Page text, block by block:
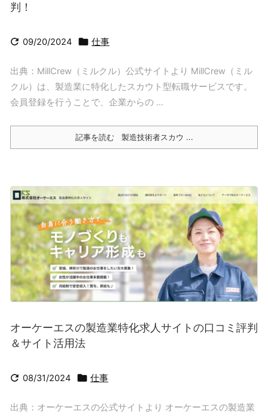
判！
 09/20/2024  仕事
出典：MillCrew（ミルクル）公式サイトより MillCrew（ミル
クル）は、製造業に特化したスカウト型転職サービスです。
会員登録を行うことで、企業からの ...
記事を読む 製造技術者スカウ ...
オーケーエスの製造業特化求人サイトの口コミ評判
＆サイト活用法
 08/31/2024  仕事
出典：オーケーエスの公式サイトより オーケーエスの製造業